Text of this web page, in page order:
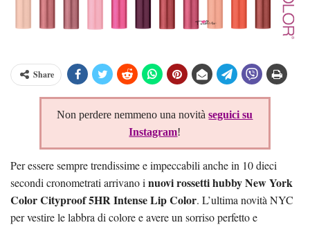
Share
Non perdere nemmeno una novitàseguici su
Instagram!
Per essere sempre trendissime e impeccabili anche in 10 dieci
secondi cronometrati arrivano i nuovi rossetti hubby New York
Color Cityproof 5HR Intense Lip Color. L’ultima novità NYC
per vestire le labbra di colore e avere un sorriso perfetto e